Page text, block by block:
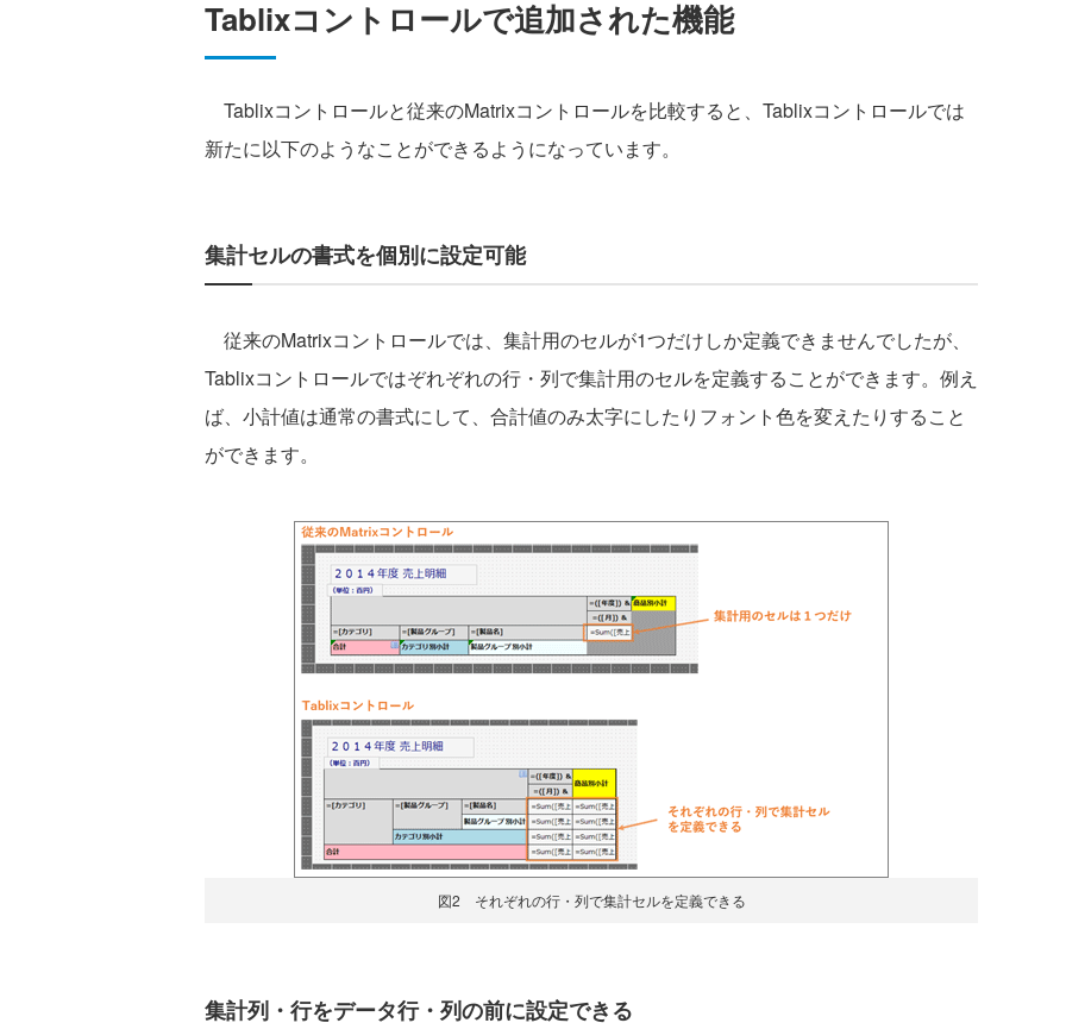
Tablixコントロールで追加された機能
Tablixコントロールと従来のMatrixコントロールを比較すると、Tablixコントロールでは
新たに以下のようなことができるようになっています。
集計セルの書式を個別に設定可能
従来のMatrixコントロールでは、集計用のセルが1つだけしか定義できませんでしたが、
Tablixコントロールではぞれぞれの行・列で集計用のセルを定義することができます。例え
ば、小計値は通常の書式にして、合計値のみ太字にしたりフォント色を変えたりすること
ができます。
図2 それぞれの行・列で集計セルを定義できる
集計列・行をデータ行・列の前に設定できる